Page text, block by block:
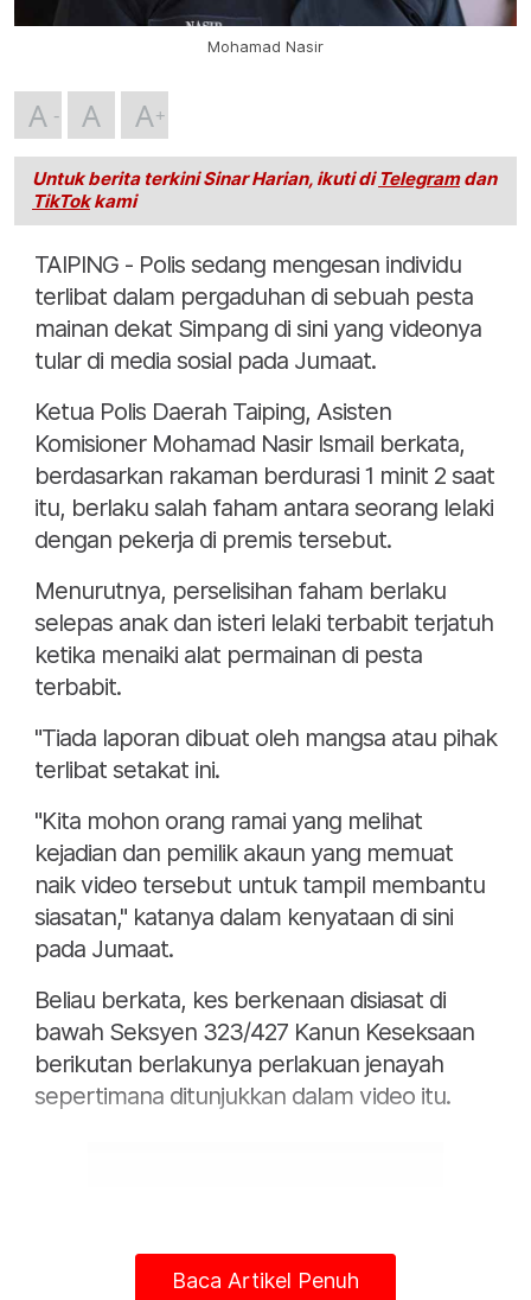
Mohamad Nasir
A A A
Untuk berita terkini Sinar Harian, ikuti di Telegramdan
TikTokkami
TAIPING - Polis sedang mengesan individu
terlibat dalam pergaduhan di sebuah pesta
mainan dekat Simpang di sini yang videonya
tular di media sosial pada Jumaat.
Ketua Polis Daerah Taiping, Asisten
Komisioner Mohamad Nasir Ismail berkata,
berdasarkan rakaman berdurasi 1 minit 2 saat
itu, berlaku salah faham antara seorang lelaki
dengan pekerja di premis tersebut.
Menurutnya, perselisihan faham berlaku
selepas anak dan isteri lelaki terbabit terjatuh
ketika menaiki alat permainan di pesta
terbabit.
"Tiada laporan dibuat oleh mangsa atau pihak
terlibat setakat ini.
"Kita mohon orang ramai yang melihat
kejadian dan pemilik akaun yang memuat
naik video tersebut untuk tampil membantu
siasatan," katanya dalam kenyataan di sini
pada Jumaat.
Beliau berkata, kes berkenaan disiasat di
bawah Seksyen 323/427 Kanun Keseksaan
berikutan berlakunya perlakuan jenayah
sepertimana ditunjukkan dalam video itu.
Baca Artikel Penuh